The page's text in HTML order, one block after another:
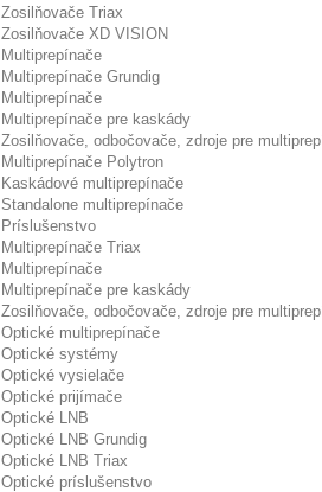
Zosilňovače Triax
Zosilňovače XD VISION
Multiprepínače
Multiprepínače Grundig
Multiprepínače
Multiprepínače pre kaskády
Zosilňovače, odbočovače, zdroje pre
Multiprepínače Polytron
Kaskádové multiprepínače
Standalone multiprepínače
Príslušenstvo
Multiprepínače Triax
Multiprepínače
Multiprepínače pre kaskády
Zosilňovače, odbočovače, zdroje pre
Optické multiprepínače
Optické systémy
Optické vysielače
Optické prijímače
Optické LNB
Optické LNB Grundig
Optické LNB Triax
Optické príslušenstvo